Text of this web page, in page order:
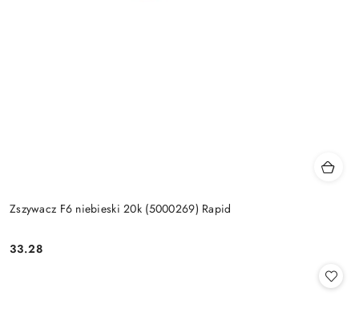
Zszywacz F6 niebieski 20k (5000269) Rapid
Cena:
33.28